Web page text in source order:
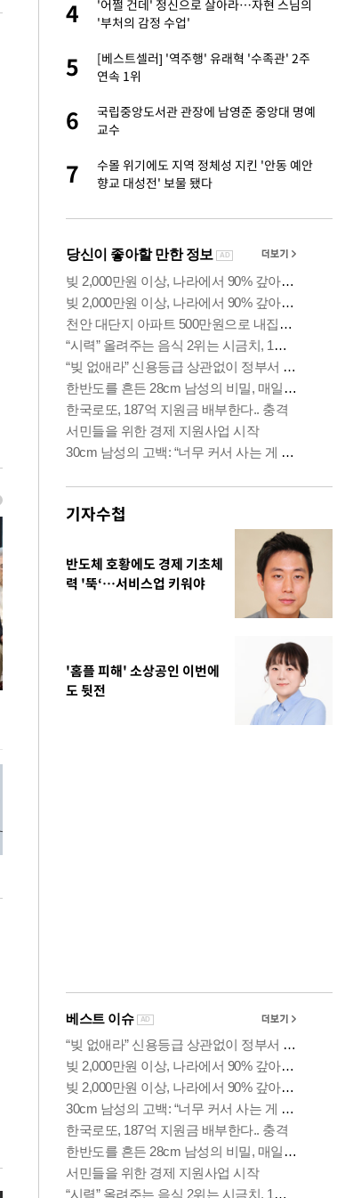
이 대통령, 軍 장성 진급자들에게 삼정검 수치 수 "우리 결혼했어
열려
4
'어쩔 건데' 정신으로 살아라…자현 스님의
'부처의 감정 수업'
5
[베스트셀러] '역주행' 유래혁 '수족관' 2주
연속 1위
6
국립중앙도서관 관장에 남영준 중앙대 명예
교수
7
수몰 위기에도 지역 정체성 지킨 '안동 예안
향교 대성전' 보물 됐다
기자수첩
반도체 호황에도 경제 기초체
력 '뚝‘…서비스업 키워야
'홈플 피해' 소상공인 이번에
도 뒷전